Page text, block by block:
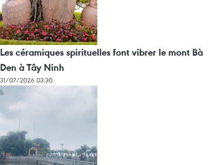
Les céramiques spirituelles font vibrer le mont Bà
Den à Tây Ninh
31/07/2026 03:30